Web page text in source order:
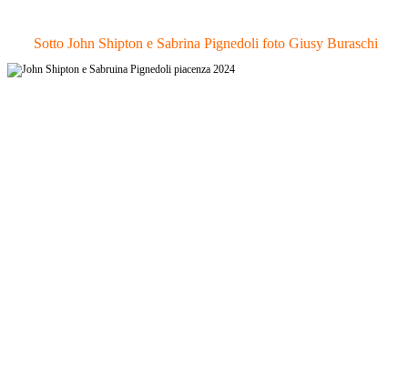
Sotto John Shipton e Sabrina Pignedoli foto Giusy Buraschi